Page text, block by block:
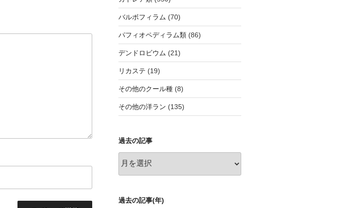
バルボフィラム (70)
パフィオペディラム類(86)
デンドロビウム (21)
リカステ (19)
その他のクール種(8)
その他の洋ラン (135)
過去の記事
去
事
過去の記事(年)